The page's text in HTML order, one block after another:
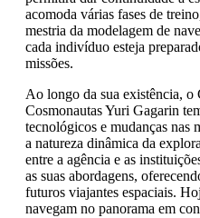
acomoda várias fases de
mestria da modelagem de
cada indivíduo esteja
missões.
Ao longo da sua existência, o
Cosmonautas Yuri Gagarin
tecnológicos e mudanças nas
a natureza dinâmica da
entre a agência e as
as suas abordagens,
futuros viajantes espaciais.
navegam no panorama em